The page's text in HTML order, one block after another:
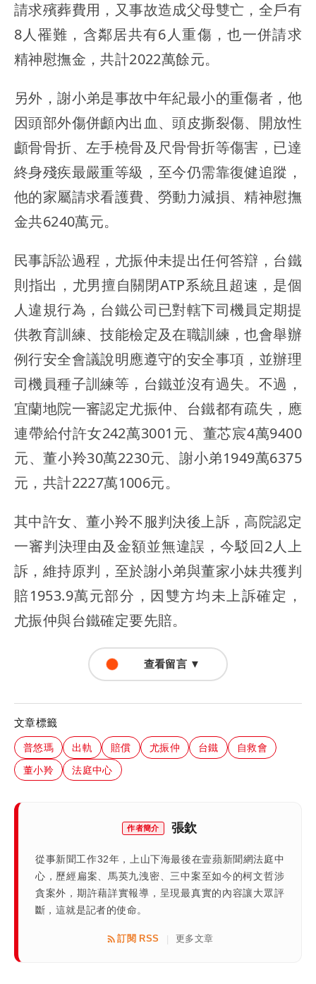
請求殯葬費用，又事故造成父母雙亡，全戶有
8人罹難，含鄰居共有6人重傷，也一併請求
精神慰撫金，共計2022萬餘元。
另外，謝小弟是事故中年紀最小的重傷者，他
因頭部外傷併顱內出血、頭皮撕裂傷、開放性
顱骨骨折、左手橈骨及尺骨骨折等傷害，已達
終身殘疾最嚴重等級，至今仍需靠復健追蹤，
他的家屬請求看護費、勞動力減損、精神慰撫
金共6240萬元。
民事訴訟過程，尤振仲未提出任何答辯，台鐵
則指出，尤男擅自關閉ATP系統且超速，是個
人違規行為，台鐵公司已對轄下司機員定期提
供教育訓練、技能檢定及在職訓練，也會舉辦
例行安全會議說明應遵守的安全事項，並辦理
司機員種子訓練等，台鐵並沒有過失。不過，
宜蘭地院一審認定尤振仲、台鐵都有疏失，應
連帶給付許女242萬3001元、董芯宸4萬9400
元、董小羚30萬2230元、謝小弟1949萬6375
元，共計2227萬1006元。
其中許女、董小羚不服判決後上訴，高院認定
一審判決理由及金額並無違誤，今駁回2人上
訴，維持原判，至於謝小弟與董家小妹共獲判
賠1953.9萬元部分，因雙方均未上訴確定，
尤振仲與台鐵確定要先賠。
查看留言 ▼
文章標籤
普悠瑪 出軌 賠償 尤振仲 台鐵
自救會
董小羚
法庭中心
作者簡介 張欽
從事新聞工作32年，上山下海最後在壹蘋新聞網法庭中
心，歷經扁案、馬英九洩密、三中案至如今的柯文哲涉
貪案外，期許藉詳實報導，呈現最真實的內容讓大眾評
斷，這就是記者的使命。
訂閱 RSS 更多文章